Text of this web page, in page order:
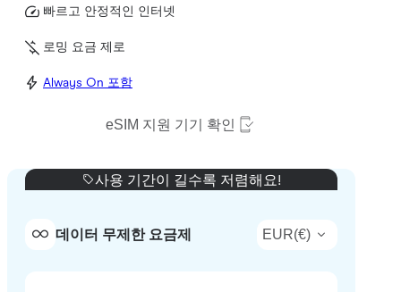
빠르고 안정적인 인터넷
로밍 요금 제로
Always On 포함
eSIM 지원 기기 확인
사용 기간이 길수록 저렴해요!
데이터 무제한 요금제 EUR(€)